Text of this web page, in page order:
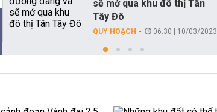
sẽ mở qua khu đô thị Tân
Tây Đô
QUY HOẠCH 06:30 | 10/03/2023